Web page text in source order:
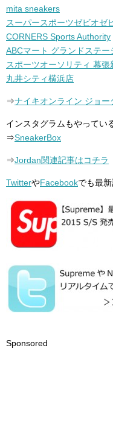
mita sneakers
スーパースポーツゼビオゼ
CORNERS Sports Authority
ABCマート グランドステー
スポーツオーソリティ 幕張
丸井シティ横浜店
⇒ナイキオンライン ジョ
インスタグラムもやってい
⇒SneakerBox
⇒Jordan関連記事はコチラ
TwitterやFacebookでも最新
Sponsored